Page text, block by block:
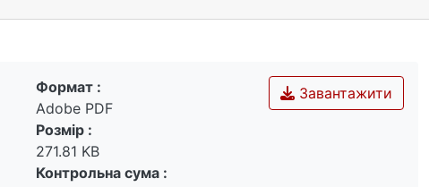
Завантажити
Формат :
Adobe PDF
Розмір :
271.81 KB
Контрольна сума :